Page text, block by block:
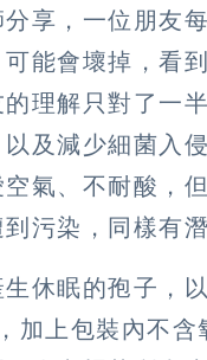
享，一位朋友
能會壞掉，看
理解只對了一
及減少細菌入
氣、不耐酸，
污染，同樣有潛
休眠的孢子，
加上包裝內不